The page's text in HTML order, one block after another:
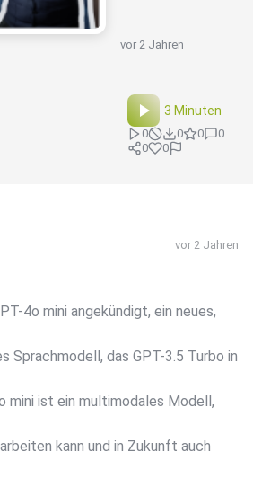
vor 2 Jahren
3 Minuten
0 0 0
0
0
0
vor 2 Jahren
4o mini angekündigt, ein neues,
Sprachmodell, das GPT-3.5 Turbo in
mini ist ein multimodales Modell,
kann und in Zukunft auch